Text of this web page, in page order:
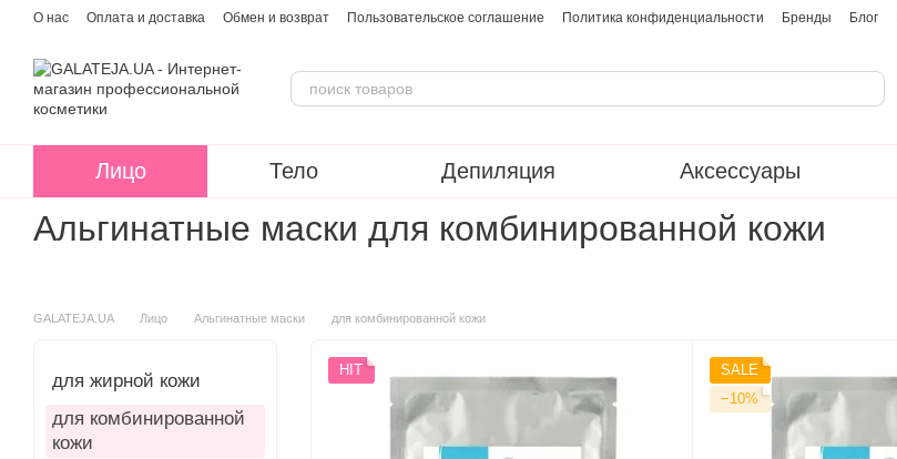
Перейти к основному контенту
О нас Оплата и доставка Обмен и возврат Пользовательское соглашение Политика конфиденциальности Бренды Блог
Лицо Тело Депиляция Аксессуары
Альгинатные маски для комбинированной кожи
GALATEJA.UA Лицо Альгинатные маски для комбинированной кожи
HIT
SALE
−10%
для жирной кожи
для комбинированной
кожи